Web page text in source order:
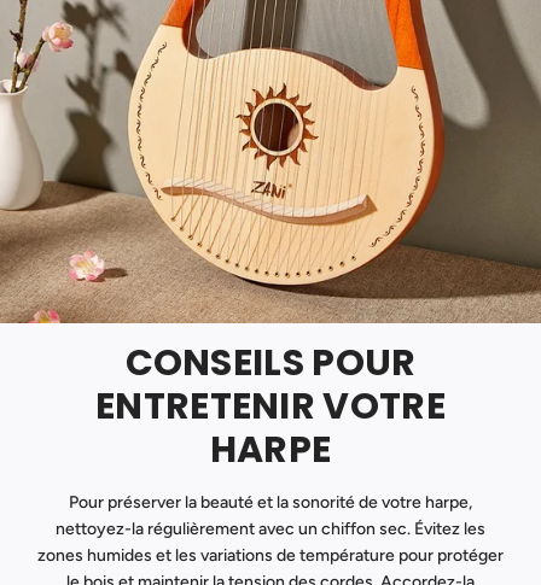
CONSEILS POUR
ENTRETENIR VOTRE
HARPE
Pour préserver la beauté et la sonorité de votre harpe,
nettoyez-la régulièrement avec un chiffon sec. Évitez les
zones humides et les variations de température pour protéger